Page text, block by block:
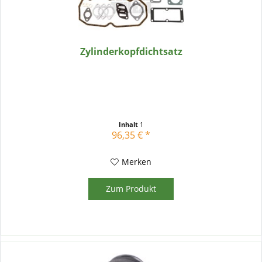
Zylinderkopfdichtsatz
Inhalt 1
96,35 € *
Merken
Zum Produkt